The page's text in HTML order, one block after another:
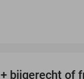
bijgerecht of